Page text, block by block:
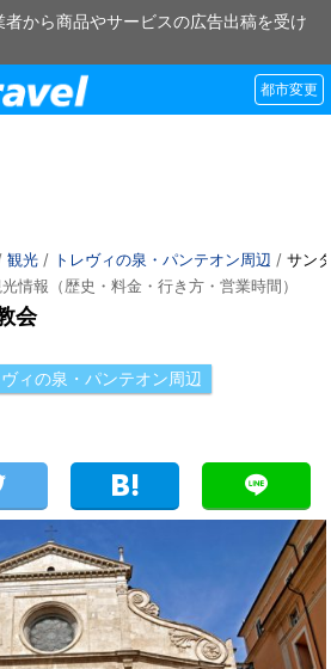
から商品やサービスの広告出稿を受け
都市変更
観光 / トレヴィの泉・パンテオン周辺 / サン
情報（歴史・料金・行き方・営業時間）
会
ヴィの泉・パンテオン周辺